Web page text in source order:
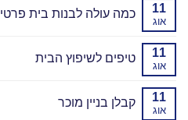
11
אוג
כמה עולה לבנות בית פרטי
11
אוג
טיפים לשיפוץ הבית
11
אוג
קבלן בניין מוכר